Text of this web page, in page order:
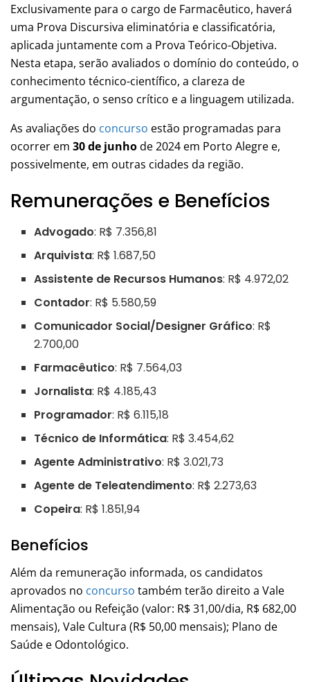
Exclusivamente para o cargo de Farmacêutico, haverá
uma Prova Discursiva eliminatória e classificatória,
aplicada juntamente com a Prova Teórico-Objetiva.
Nesta etapa, serão avaliados o domínio do conteúdo, o
conhecimento técnico-científico, a clareza de
argumentação, o senso crítico e a linguagem utilizada.
As avaliações do concurso estão programadas para
ocorrer em 30 de junhode 2024 em Porto Alegre e,
possivelmente, em outras cidades da região.
Remunerações e Benefícios
Advogado: R$ 7.356,81
Arquivista: R$ 1.687,50
Assistente de Recursos Humanos: R$ 4.972,02
Contador: R$ 5.580,59
Comunicador Social/Designer Gráfico: R$
2.700,00
Farmacêutico: R$ 7.564,03
Jornalista: R$ 4.185,43
Programador: R$ 6.115,18
Técnico de Informática: R$ 3.454,62
Agente Administrativo: R$ 3.021,73
Agente de Teleatendimento: R$ 2.273,63
Copeira: R$ 1.851,94
Benefícios
Além da remuneração informada, os candidatos
aprovados no concurso também terão direito a Vale
Alimentação ou Refeição (valor: R$ 31,00/dia, R$ 682,00
mensais), Vale Cultura (R$ 50,00 mensais); Plano de
Saúde e Odontológico.